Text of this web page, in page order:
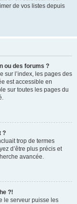
de vos listes depuis
ou des forums ?
sur l’index, les pages des
est accessible en
sur toutes les pages du
?
trop de termes
d’être plus précis et
avancée.
?!
le serveur puisse les